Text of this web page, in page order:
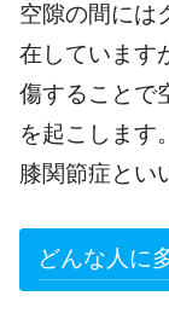
空隙の間には
在しています
傷することで
を起こします
膝関節症とい
どんな人に